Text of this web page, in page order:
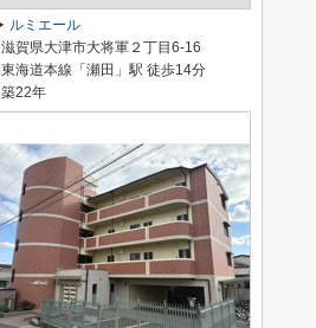
ルミエール
滋賀県大津市大将軍２丁目6-16
東海道本線「瀬田」駅 徒歩14分
築22年